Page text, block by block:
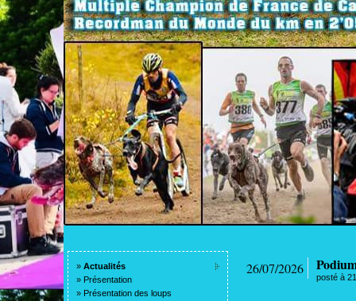
» Actualités
» Présentation
» Présentation des loups
26/07/2026
posté à